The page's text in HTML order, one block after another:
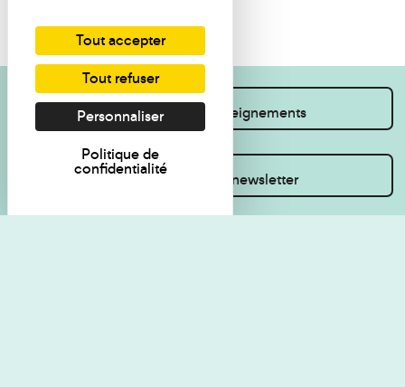
Je souhaite des renseignements
Inscrivez-vous à la newsletter
Tout accepter
Tout refuser
Personnaliser
Politique de
confidentialité